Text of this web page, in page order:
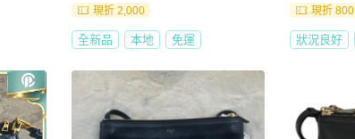
現折 2,000
全新品 本地 免運
現折 800
狀況良好